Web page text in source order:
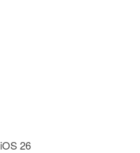
iOS 26